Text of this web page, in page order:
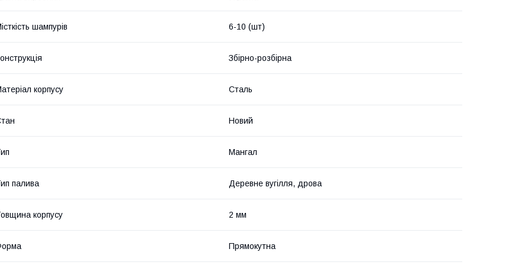
шампурів 6-10 (шт)
Збірно-розбірна
корпусу Сталь
Новий
Мангал
палива Деревне вугілля, дрова
корпусу 2 мм
Прямокутна